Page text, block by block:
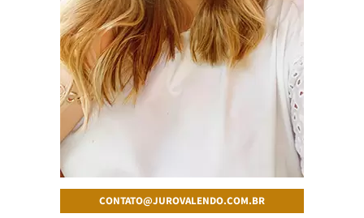
CONTATO@JUROVALENDO.COM.BR